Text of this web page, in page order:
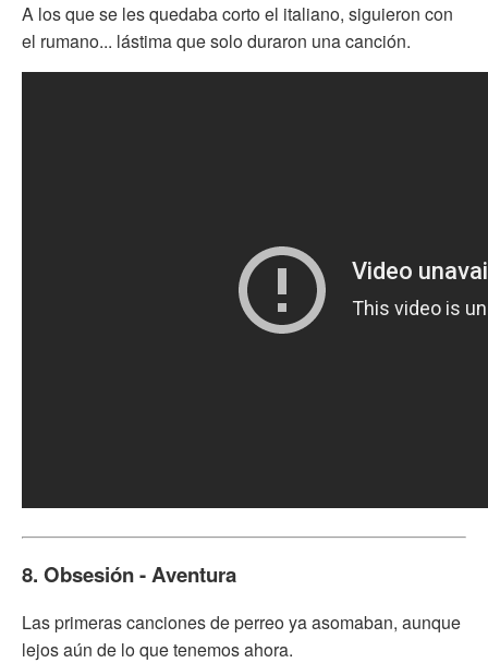
A los que se les quedaba corto el italiano, siguieron con
el rumano... lástima que solo duraron una canción.
8. Obsesión - Aventura
Las primeras canciones de perreo ya asomaban, aunque
lejos aún de lo que tenemos ahora.